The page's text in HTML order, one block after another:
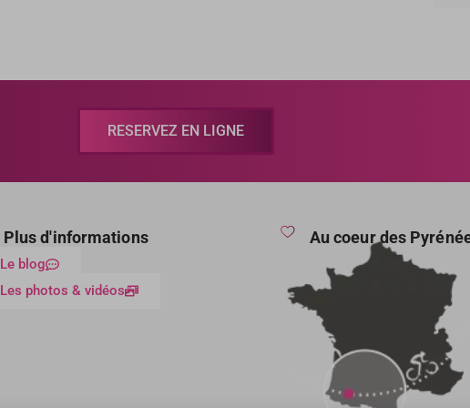
RESERVEZ EN LIGNE
Plus d'informations
Le blog
Les photos & vidéos
Au coeur des